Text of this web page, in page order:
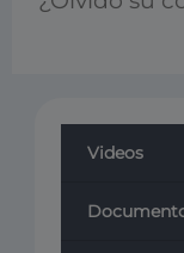
Videos